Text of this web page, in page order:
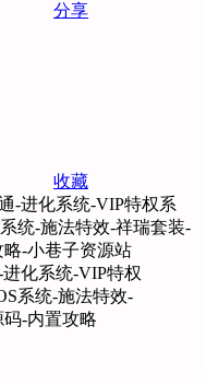
分享
收藏
化系统-VIP特权
系统-施法特效-
-内置攻略